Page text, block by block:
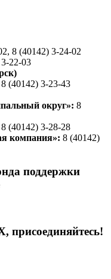
8 (40142) 3-24-02
22-03
8 (40142) 3-23-43
округ»: 8
8 (40142) 3-28-28
компания»: 8 (40142)
поддержки